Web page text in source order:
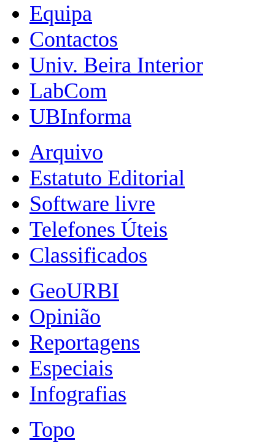
Equipa
Contactos
Univ. Beira Interior
LabCom
UBInforma
Arquivo
Estatuto Editorial
Software livre
Telefones Úteis
Classificados
GeoURBI
Opinião
Reportagens
Especiais
Infografias
Topo